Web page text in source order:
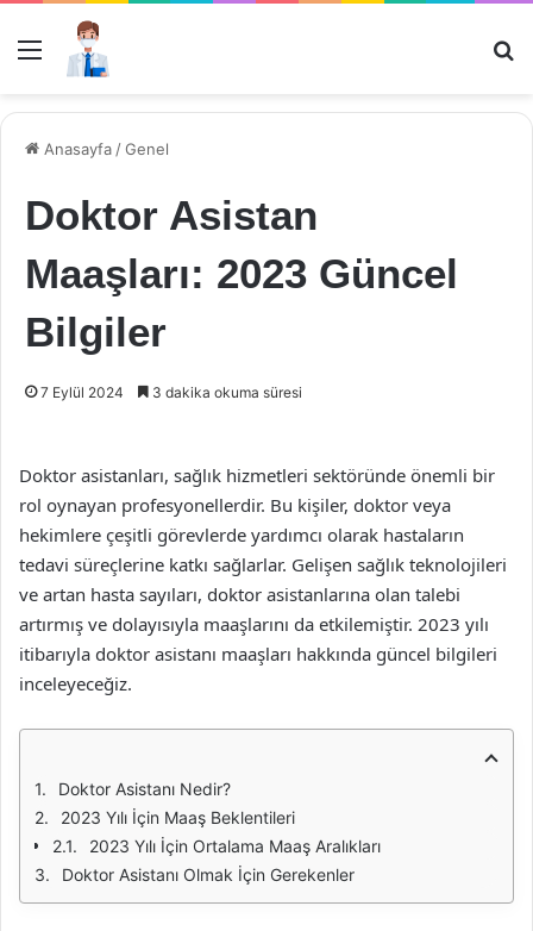
Menü
Anasayfa /Genel
Doktor Asistan
Maaşları: 2023 Güncel
Bilgiler
7 Eylül 2024 3 dakika okuma süresi
Doktor asistanları, sağlık hizmetleri sektöründe önemli bir
rol oynayan profesyonellerdir. Bu kişiler, doktor veya
hekimlere çeşitli görevlerde yardımcı olarak hastaların
tedavi süreçlerine katkı sağlarlar. Gelişen sağlık teknolojileri
ve artan hasta sayıları, doktor asistanlarına olan talebi
artırmış ve dolayısıyla maaşlarını da etkilemiştir. 2023 yılı
itibarıyla doktor asistanı maaşları hakkında güncel bilgileri
inceleyeceğiz.
Doktor Asistanı Nedir?
2023 Yılı İçin Maaş Beklentileri
2023 Yılı İçin Ortalama Maaş Aralıkları
Doktor Asistanı Olmak İçin Gerekenler